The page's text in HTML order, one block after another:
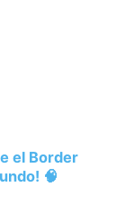
el Border
🧠